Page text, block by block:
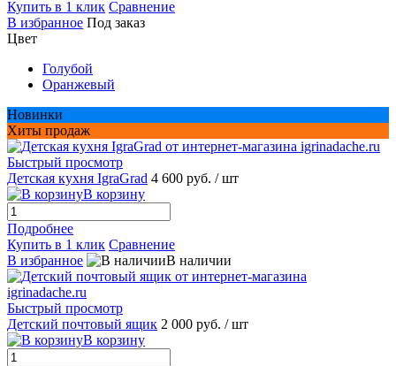
Купить в 1 клик Сравнение
В избранное Под заказ
Цвет
Голубой
Оранжевый
Новинки
Хиты продаж
Быстрый просмотр
Детская кухня IgraGrad 4 600 руб. / шт
В корзину
Подробнее
Купить в 1 клик Сравнение
В избранное
В наличии
Быстрый просмотр
Детский почтовый ящик 2 000 руб. / шт
В корзину